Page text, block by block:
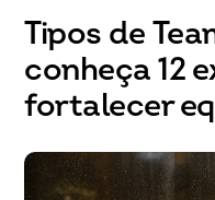
Tipos de
conheça 12
fortalecer